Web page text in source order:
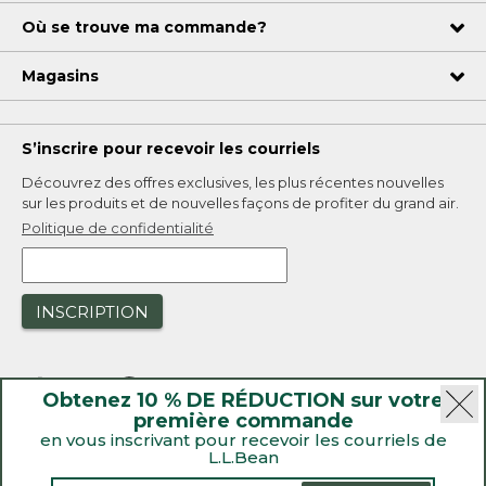
Obtenez 10 % DE RÉDUCTION sur votre
première commande
en vous inscrivant pour recevoir les courriels de
L.L.Bean
Où se trouve ma commande?
Magasins
S’inscrire pour recevoir les courriels
Découvrez des offres exclusives, les plus récentes nouvelles
sur les produits et de nouvelles façons de profiter du grand air.
Politique de confidentialité
INSCRIPTION